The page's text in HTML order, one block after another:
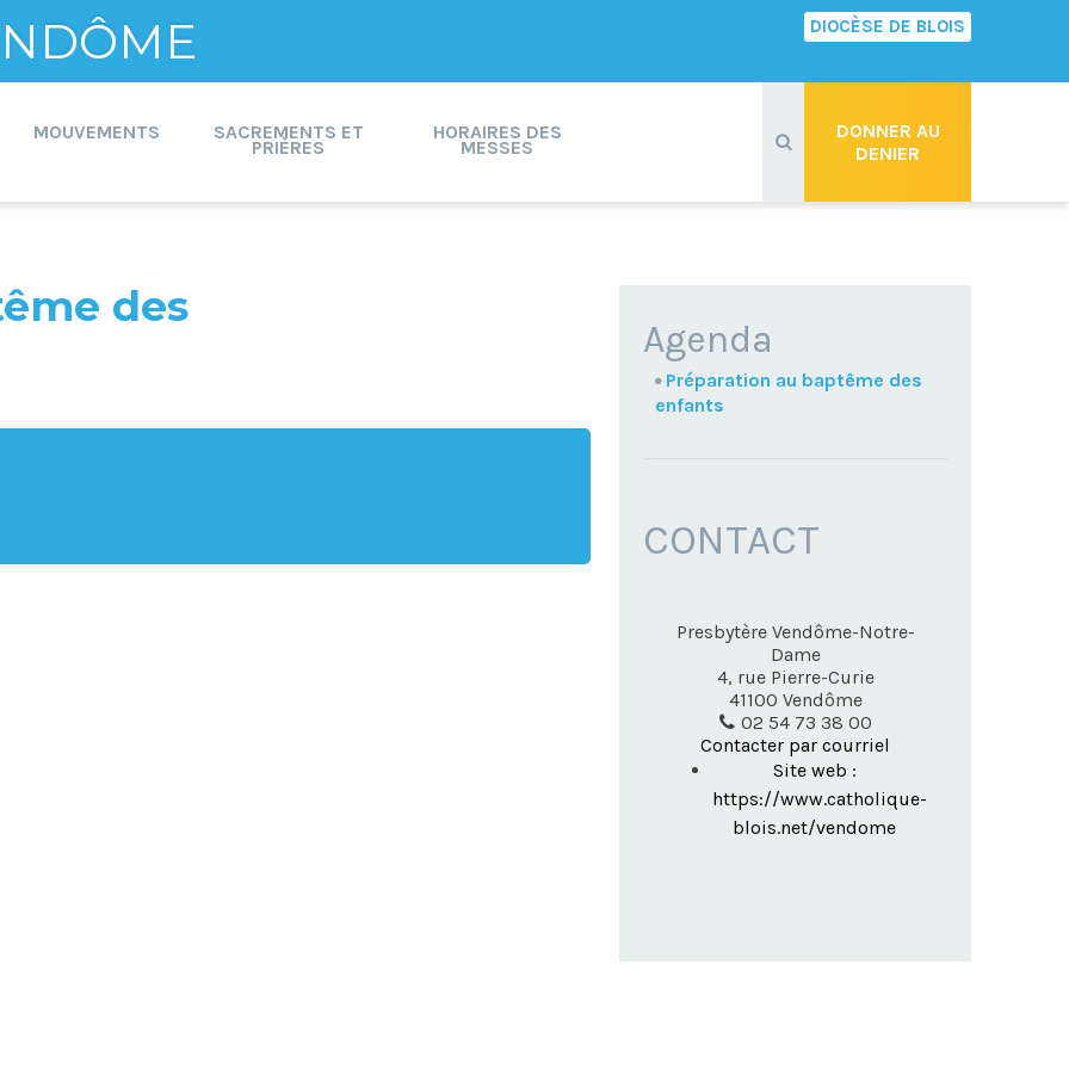
DIOCÈSE DE BLOIS
DONNER AU
DENIER
MOUVEMENTS SACREMENTS ET
PRIÈRES
HORAIRES DES
MESSES
des
NAVIGATION
Agenda
Préparation au baptême des
enfants
CONTACT
Presbytère Vendôme-Notre-
Dame
4, rue Pierre-Curie
41100 Vendôme
02 54 73 38 00
Contacter par courriel
Site web :
https://www.catholique-
blois.net/vendome